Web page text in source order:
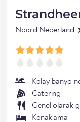
Noord Nederland
Kolay banyo
Catering
Genel olarak
Konaklama